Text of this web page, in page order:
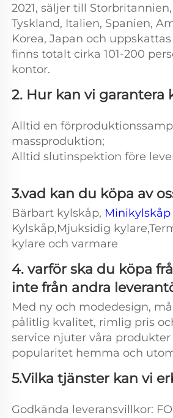
2021, säljer till
Tyskland, Italien, Spanien,
Korea, Japan och
finns totalt cirka 101-200
kontor.
2. Hur kan vi garantera
Alltid en
massproduktion;
Alltid slutinspektion före
3.vad kan du köpa av
Bärbart kylskåp, Minikylskåp
Kylskåp,Mjuksidig
kylare och varmare
4. varför ska du köpa
inte från andra
Med ny och modedesign,
pålitlig kvalitet, rimlig pris
service njuter våra produkter
popularitet hemma och
5.Vilka tjänster kan vi
Godkända leveransvillkor: